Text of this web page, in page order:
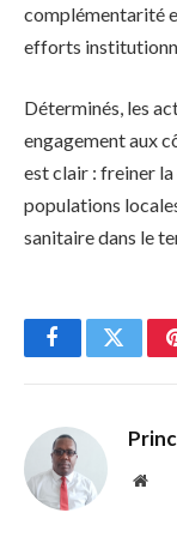
complémentarité
efforts
Déterminés, les
engagement aux
est clair : freiner
populations
sanitaire dans le
FacebookTwitter